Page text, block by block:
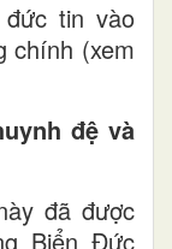
tin vào
chính (xem
đệ và
đã được
Biển Đức